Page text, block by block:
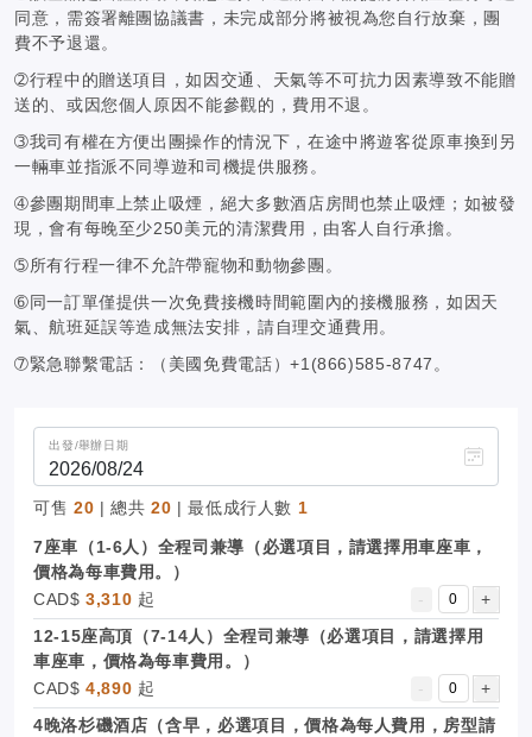
同意，需簽署離團協議書，未完成部分將被視為您自行放棄，團
費不予退還。
➁行程中的贈送項目，如因交通、天氣等不可抗力因素導致不能贈
送的、或因您個人原因不能參觀的，費用不退。
➂我司有權在方便出團操作的情況下，在途中將遊客從原車換到另
一輛車並指派不同導遊和司機提供服務。
➃參團期間車上禁止吸煙，絕大多數酒店房間也禁止吸煙；如被發
現，會有每晚至少250美元的清潔費用，由客人自行承擔。
➄所有行程一律不允許帶寵物和動物參團。
➅同一訂單僅提供一次免費接機時間範圍內的接機服務，如因天
氣、航班延誤等造成無法安排，請自理交通費用。
➆緊急聯繫電話：（美國免費電話）+1(866)585-8747。
出發/舉辦日期
可售 20 | 總共20 | 最低成行人數 1
7座車（1-6人）全程司兼導（必選項目，請選擇用車座車，
價格為每車費用。）
CAD$ 3,310 起 -
+
12-15座高頂（7-14人）全程司兼導（必選項目，請選擇用
車座車，價格為每車費用。）
CAD$ 4,890 起 -
+
4晚洛杉磯酒店（含早，必選項目，價格為每人費用，房型請